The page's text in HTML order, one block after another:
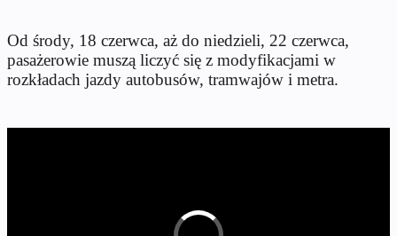
Od środy, 18 czerwca, aż do niedzieli, 22 czerwca,
pasażerowie muszą liczyć się z modyfikacjami w
rozkładach jazdy autobusów, tramwajów i metra.